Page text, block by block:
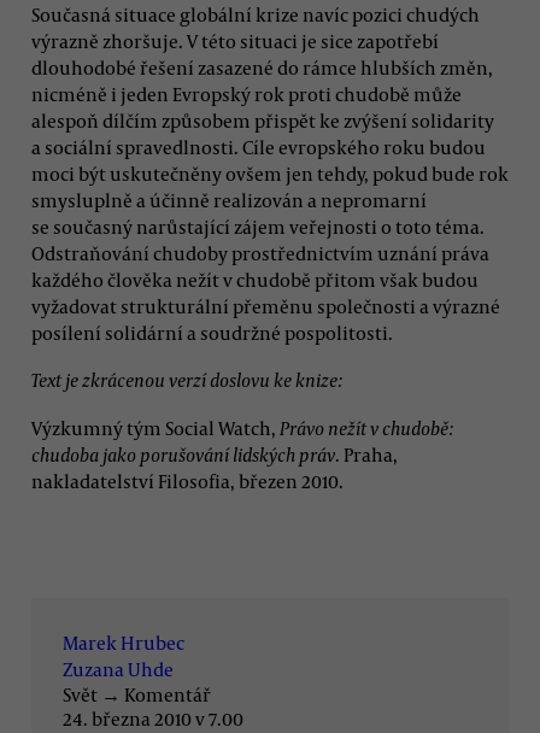
Současná situace globální krize navíc pozici chudých
výrazně zhoršuje. V této situaci je sice zapotřebí
dlouhodobé řešení zasazené do rámce hlubších změn,
nicméně i jeden Evropský rok proti chudobě může
alespoň dílčím způsobem přispět ke zvýšení solidarity
a sociální spravedlnosti. Cíle evropského roku budou
moci být uskutečněny ovšem jen tehdy, pokud bude rok
smysluplně a účinně realizován a nepromarní
se současný narůstající zájem veřejnosti o toto téma.
Odstraňování chudoby prostřednictvím uznání práva
každého člověka nežít v chudobě přitom však budou
vyžadovat strukturální přeměnu společnosti a výrazné
posílení solidární a soudržné pospolitosti.
Text je zkrácenou verzí doslovu ke knize:
Výzkumný tým Social Watch, Právo nežít v chudobě:
chudoba jako porušování lidských práv. Praha,
nakladatelství Filosofia, březen 2010.
Marek Hrubec
Zuzana Uhde
Svět → Komentář
24. března 2010 v 7.00